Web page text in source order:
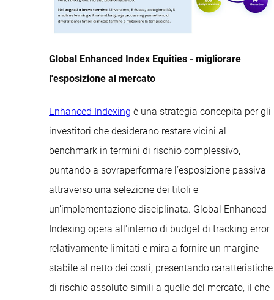
Global Enhanced Index Equities - migliorare
l'esposizione al mercato
Enhanced Indexing è una strategia concepita per gli
investitori che desiderano restare vicini al
benchmark in termini di rischio complessivo,
puntando a sovraperformare l’esposizione passiva
attraverso una selezione dei titoli e
un’implementazione disciplinata. Global Enhanced
Indexing opera all'interno di budget di tracking error
relativamente limitati e mira a fornire un margine
stabile al netto dei costi, presentando caratteristiche
di rischio assoluto simili a quelle del mercato, il che